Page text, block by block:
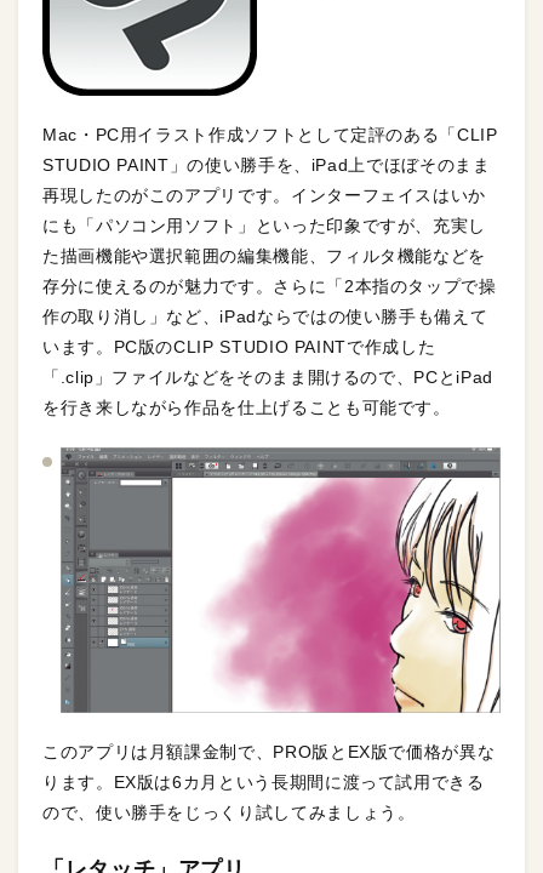
Mac・PC用イラスト作成ソフトとして定評のある「CLIP
STUDIO PAINT」の使い勝手を、iPad上でほぼそのまま
再現したのがこのアプリです。インターフェイスはいか
にも「パソコン用ソフト」といった印象ですが、充実し
た描画機能や選択範囲の編集機能、フィルタ機能などを
存分に使えるのが魅力です。さらに「2本指のタップで操
作の取り消し」など、iPadならではの使い勝手も備えて
います。PC版のCLIP STUDIO PAINTで作成した
「.clip」ファイルなどをそのまま開けるので、PCとiPad
を行き来しながら作品を仕上げることも可能です。
このアプリは月額課金制で、PRO版とEX版で価格が異な
ります。EX版は6カ月という長期間に渡って試用できる
ので、使い勝手をじっくり試してみましょう。